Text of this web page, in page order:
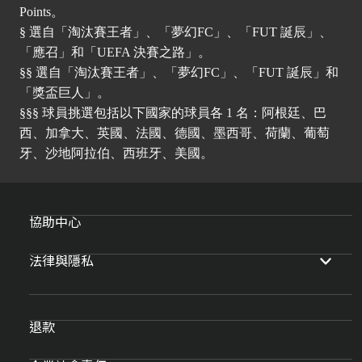
Points。
§ 選自「淘汰賽王者」、「夢幻FC」、「FUT 誕辰」、
「應召」和「UEFA 決賽之路」。
§§ 選自「淘汰賽王者」、「夢幻FC」、「FUT 誕辰」和
「獎盃巨人」。
§§§ 球員挑選包括以下國家的球員各 1 名：阿根廷、巴
西、加拿大、英國、法國、德國、墨西哥、荷蘭、葡萄
牙、沙地阿拉伯、西班牙、美國。
協助中心
法律與隱私
退款